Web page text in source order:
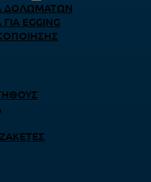
ΔΟΛΩΜΆΤΩΝ
EGGING